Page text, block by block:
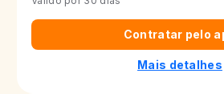
Contratar pelo
Mais detalhes